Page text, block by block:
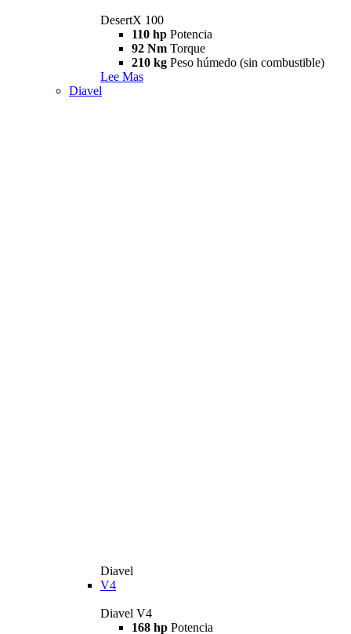
DesertX 100
110 hp Potencia
92 Nm Torque
210 kg Peso húmedo (sin combustible)
Lee Mas
Diavel
Diavel
V4
Diavel V4
168 hp Potencia